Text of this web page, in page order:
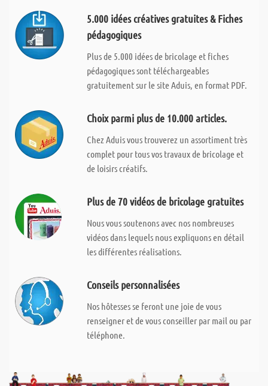
5.000 idées créatives gratuites & Fiches
pédagogiques
Plus de 5.000 idées de bricolage et fiches
pédagogiques sont téléchargeables
gratuitement sur le site Aduis, en format PDF.
Choix parmi plus de 10.000 articles.
Chez Aduis vous trouverez un assortiment très
complet pour tous vos travaux de bricolage et
de loisirs créatifs.
Plus de 70 vidéos de bricolage gratuites
Nous vous soutenons avec nos nombreuses
vidéos dans lequels nous expliquons en détail
les différentes réalisations.
Conseils personnalisées
Nos hôtesses se feront une joie de vous
renseigner et de vous conseiller par mail ou par
téléphone.